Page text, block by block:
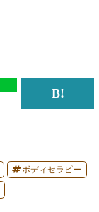
ボディセラピー